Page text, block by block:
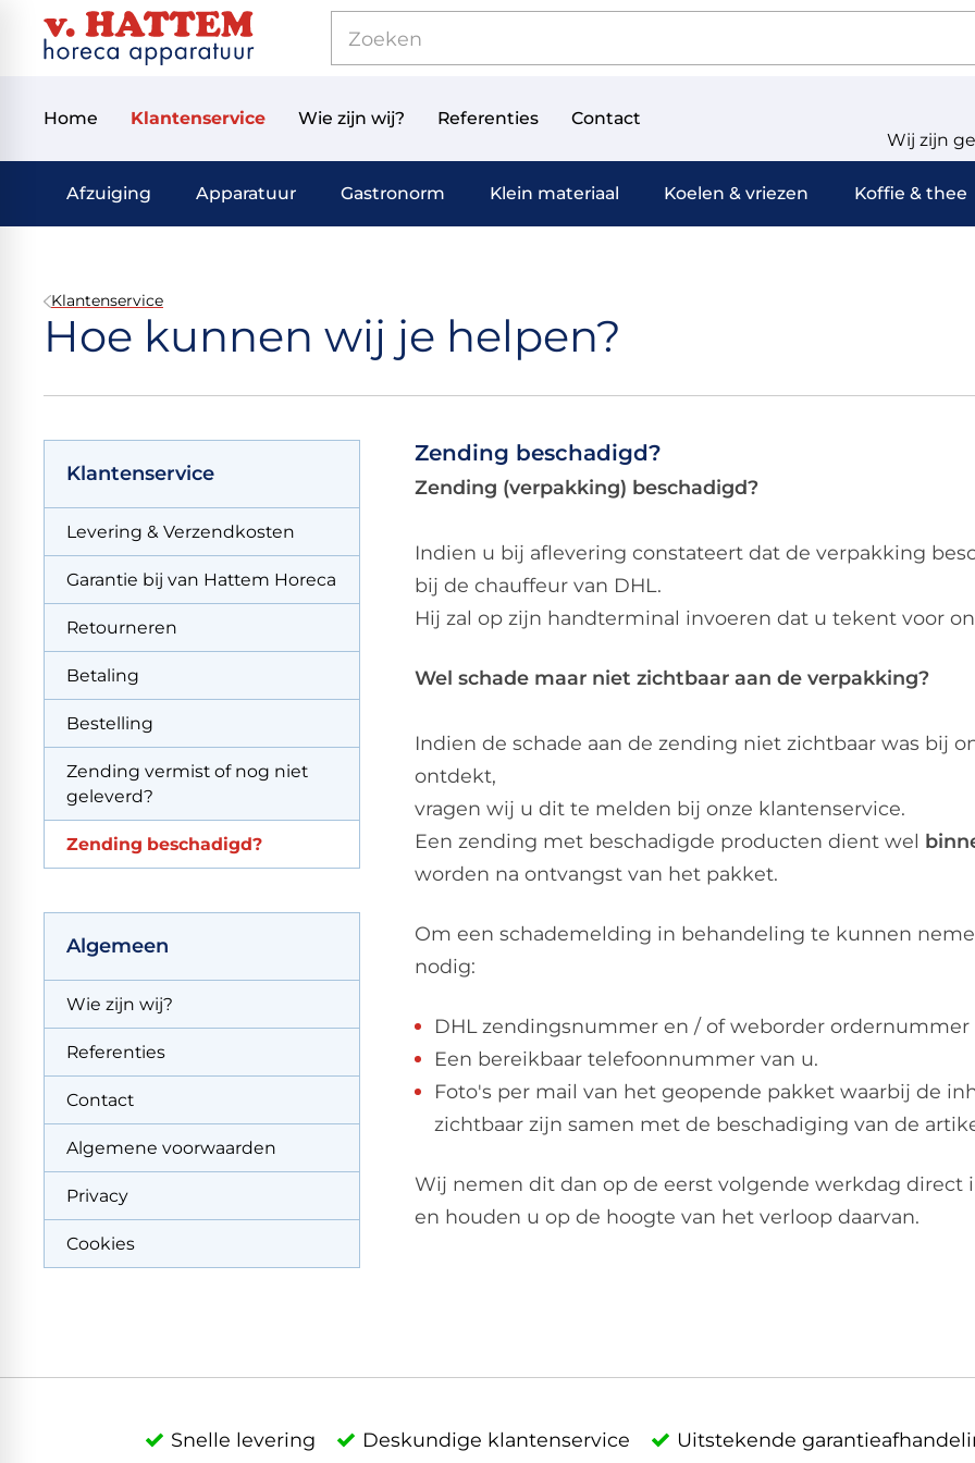
Home Klantenservice Wie zijn wij? Referenties
Contact
Wij zijn
Afzuiging Apparatuur Gastronorm Klein materiaal Koelen & vriezen Koffie & thee
Klantenservice
Hoe kunnen wij je helpen?
Klantenservice
Levering & Verzendkosten
Garantie bij van Hattem Horeca
Retourneren
Betaling
Bestelling
Zending vermist of nog niet
geleverd?
Zending beschadigd?
Algemeen
Wie zijn wij?
Referenties
Contact
Algemene voorwaarden
Privacy
Cookies
Zending beschadigd?
Zending (verpakking) beschadigd?
Indien u bij aflevering constateert dat de verpakking
bij de chauffeur van DHL.
Hij zal op zijn handterminal invoeren dat u tekent voor
Wel schade maar niet zichtbaar aan de verpakking?
Indien de schade aan de zending niet zichtbaar was bij
ontdekt,
vragen wij u dit te melden bij onze klantenservice.
Een zending met beschadigde producten dient wel
worden na ontvangst van het pakket.
Om een schademelding in behandeling te kunnen
nodig:
DHL zendingsnummer en / of weborder ordernummer
Een bereikbaar telefoonnummer van u.
Foto's per mail van het geopende pakket waarbij de
zichtbaar zijn samen met de beschadiging van de
Wij nemen dit dan op de eerst volgende werkdag direct
en houden u op de hoogte van het verloop daarvan.
Snelle levering Deskundige klantenservice Uitstekende